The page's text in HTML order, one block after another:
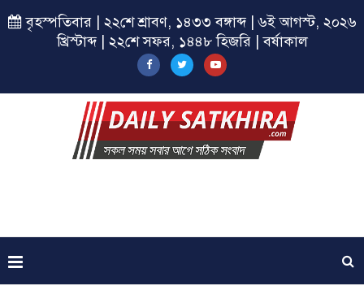
বৃহস্পতিবার | ২২শে শ্রাবণ, ১৪৩৩ বঙ্গাব্দ | ৬ই আগস্ট, ২০২৬
খ্রিস্টাব্দ | ২২শে সফর, ১৪৪৮ হিজরি | বর্ষাকাল